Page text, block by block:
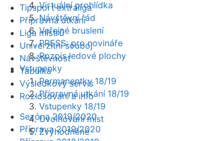
Virtuální prohlídka
Návštěvní řád
Veřejné bruslení
PRESS: pro novináře
Rozpis ledové plochy
Vstupenky
Permanentky 18/19
Přípravná utkání 18/19
Vstupenky 18/19
Uvolňování míst
Zvýhodněné
Tipsport extraliga
Přípravná utkání
Liga mistrů
Univerzitní souboj
Návštěvnost
Tabulka
Výsledkový servis
Rozlosování a info
Sezóna 2019/2020
Příprava 2019/2020